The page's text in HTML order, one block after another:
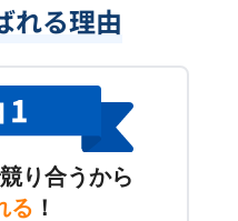
れる理由
り合うから
る ！